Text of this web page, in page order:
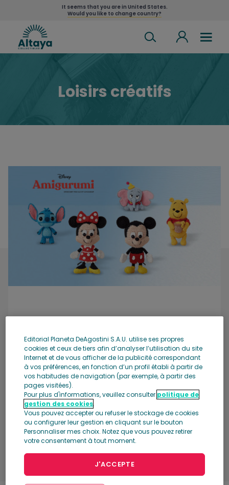
It seems that you are in United States.
Would you like to change country?
Loisirs créatifs
Amigurumi Disney : crochet
facile et amusant
Voir la collection
Editorial Planeta DeAgostini S.A.U. utilise ses propres
cookies et ceux de tiers afin d’analyser l’utilisation du site
Internet et de vous afficher de la publicité correspondant
à vos préférences, en fonction d’un profil établi à partir de
vos habitudes de navigation (par exemple, à partir des
pages visitées).
Pour plus d'informations, veuillez consulter politique de
gestion des cookies.
Vous pouvez accepter ou refuser le stockage de cookies
ou configurer leur gestion en cliquant sur le bouton
Personnaliser mes choix. Notez que vous pouvez retirer
votre consentement à tout moment.
J'ACCEPTE